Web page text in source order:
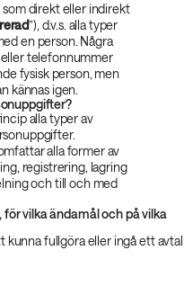
direkt eller indirekt
”), d.v.s. alla typer
en person. Några
telefonnummer
fysisk person, men
kännas igen.
alla typer av
alla former av
registrering, lagring
och till och med
vilka ändamål och på vilka
fullgöra eller ingå ett avtal